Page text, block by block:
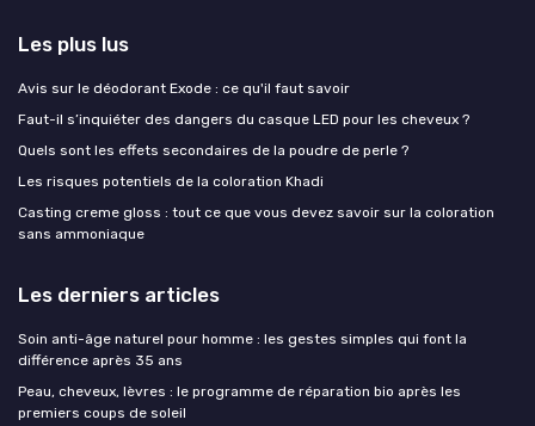
Les plus lus
Avis sur le déodorant Exode : ce qu'il faut savoir
Faut-il s’inquiéter des dangers du casque LED pour les cheveux ?
Quels sont les effets secondaires de la poudre de perle ?
Les risques potentiels de la coloration Khadi
Casting creme gloss : tout ce que vous devez savoir sur la coloration
sans ammoniaque
Les derniers articles
Soin anti-âge naturel pour homme : les gestes simples qui font la
différence après 35 ans
Peau, cheveux, lèvres : le programme de réparation bio après les
premiers coups de soleil